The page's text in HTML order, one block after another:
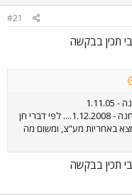
#21
תכין בבקשה
פתיחת המסילה עד התחנה - 1.12.2008.... לפי דברי חן
באחריות מע"צ, ומשום מה
תכין בבקשה